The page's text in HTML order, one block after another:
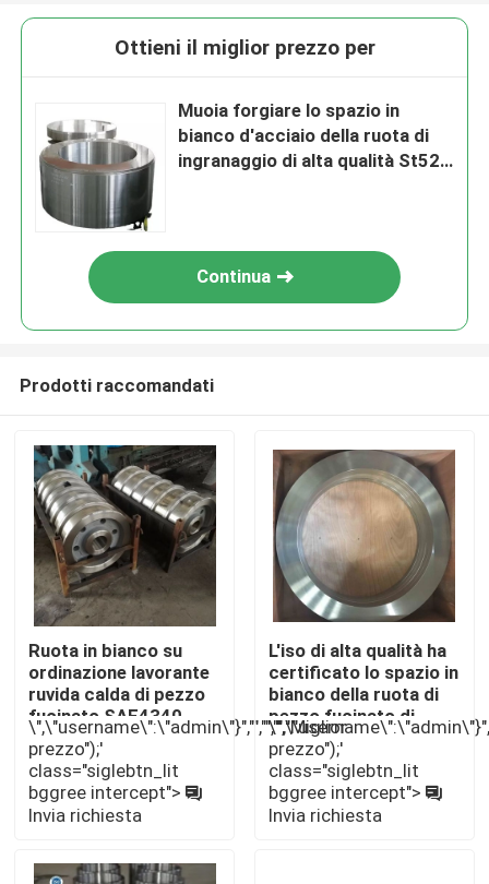
Casa
Prodotti
Circa noi
Giro della fabbrica
Ottieni il miglior prezzo per
Muoia forgiare lo spazio in
bianco d'acciaio della ruota di
ingranaggio di alta qualità St52
Continua
Prodotti raccomandati
Ruota in bianco su
ordinazione lavorante
ruvida calda di pezzo
fucinato SAE4340
40crnimo
\",\"username\":\"admin\"}","","","","Miglior
prezzo");'
class="siglebtn_lit
bggree intercept">
Invia richiesta
L'iso di alta qualità ha
certificato lo spazio in
bianco della ruota di
pezzo fucinato di
SAE4140 SAE4340
16mncr5
prezzo");'
class="siglebtn_lit
bggree intercept">
Invia richiesta